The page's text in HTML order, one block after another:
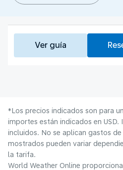
Ver guía
*Los precios indicados son para
importes están indicados en USD.
incluidos. No se aplican gastos
mostrados pueden variar
la tarifa.
World Weather Online